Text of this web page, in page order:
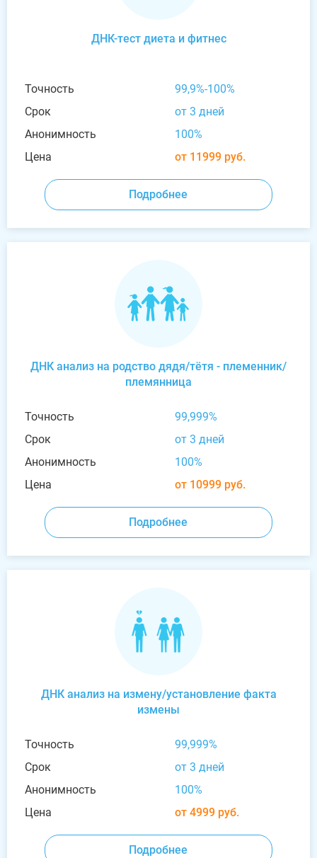
ДНК-тест диета и фитнес
Точность
99,9%-100%
Срок
от 3 дней
Анонимность
100%
Цена
от 11999 руб.
Подробнее
ДНК анализ на родство дядя/тётя - племенник/
племянница
Точность
99,999%
Срок
от 3 дней
Анонимность
100%
Цена
от 10999 руб.
Подробнее
ДНК анализ на измену/установление факта
измены
Точность
99,999%
Срок
от 3 дней
Анонимность
100%
Цена
от 4999 руб.
Подробнее